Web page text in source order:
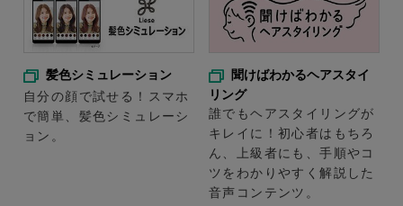
髪色シミュレーション
自分の顔で試せる！スマホ
で簡単、髪色シミュレーシ
ョン。
聞けばわかるヘアスタイ
リング
誰でもヘアスタイリングが
キレイに！初心者はもちろ
ん、上級者にも、手順やコ
ツをわかりやすく解説した
音声コンテンツ。